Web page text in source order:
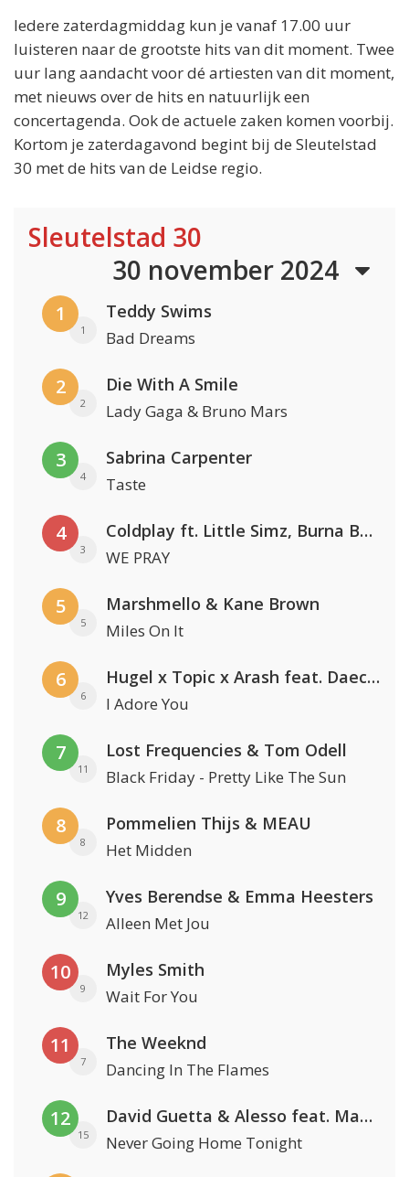
Iedere zaterdagmiddag kun je vanaf 17.00 uur
luisteren naar de grootste hits van dit moment. Twee
uur lang aandacht voor dé artiesten van dit moment,
met nieuws over de hits en natuurlijk een
concertagenda. Ook de actuele zaken komen voorbij.
Kortom je zaterdagavond begint bij de Sleutelstad
30 met de hits van de Leidse regio.
Sleutelstad 30
30 november 2024
1
1
Teddy Swims
Bad Dreams
2
2
Die With A Smile
Lady Gaga & Bruno Mars
3
4
Sabrina Carpenter
Taste
4
3
Coldplay ft. Little Simz, Burna Boy, Elyanna & Tini
WE PRAY
5
5
Marshmello & Kane Brown
Miles On It
6
6
Hugel x Topic x Arash feat. Daecolm
I Adore You
7
11
Lost Frequencies & Tom Odell
Black Friday - Pretty Like The Sun
8
8
Pommelien Thijs & MEAU
Het Midden
9
12
Yves Berendse & Emma Heesters
Alleen Met Jou
10
9
Myles Smith
Wait For You
11
7
The Weeknd
Dancing In The Flames
12
15
David Guetta & Alesso feat. Madison Love
Never Going Home Tonight